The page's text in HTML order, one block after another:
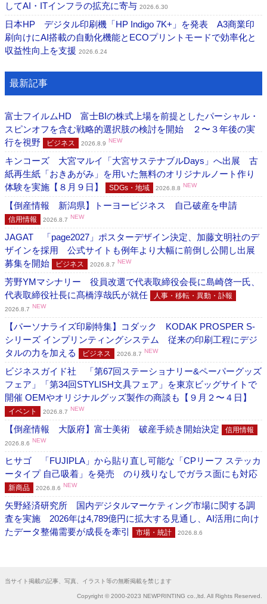
してAI・ITインフラの拡充に寄与 2026.6.30
日本HP デジタル印刷機「HP Indigo 7K+」を発表 A3商業印
刷向けにAI搭載の自動化機能とECOプリントモードで効率化と
収益性向上を支援 2026.6.24
最新記事
富士フイルムHD 富士BIの株式上場を前提としたパーシャル・
スピンオフを含む戦略的選択肢の検討を開始 ２〜３年後の実
行を視野
ビジネス 2026.8.9 NEW
キンコーズ 大宮マルイ「大宮サステナブルDays」へ出展 古
紙再生紙「おきあがみ」を用いた無料のオリジナルノート作り
体験を実施【８月９日】
SDGs・地域 2026.8.8 NEW
【倒産情報 新潟県】トーヨービジネス 自己破産を申請
信用情報 2026.8.7 NEW
JAGAT 「page2027」ポスターデザイン決定、加藤文明社のデ
ザインを採用 公式サイトも例年より大幅に前倒し公開し出展
募集を開始
ビジネス 2026.8.7 NEW
芳野YMマシナリー 役員改選で代表取締役会長に島崎啓一氏、
代表取締役社長に髙橋淳哉氏が就任
人事・移転・異動・訃報
2026.8.7 NEW
【パーソナライズ印刷特集】コダック KODAK PROSPER S-
シリーズ インプリンティングシステム 従来の印刷工程にデジ
タルの力を加える
ビジネス 2026.8.7 NEW
ビジネスガイド社 「第67回ステーショナリー&ペーパーグッズ
フェア」「第34回STYLISH文具フェア」を東京ビッグサイトで
開催 OEMやオリジナルグッズ製作の商談も【９月２〜４日】
イベント 2026.8.7 NEW
【倒産情報 大阪府】富士美術 破産手続き開始決定 信用情報
2026.8.6 NEW
ヒサゴ 「FUJIPLA」から貼り直し可能な「CPリーフ ステッカ
ータイプ 自己吸着」を発売 のり残りなしでガラス面にも対応
新商品 2026.8.6 NEW
矢野経済研究所 国内デジタルマーケティング市場に関する調
査を実施 2026年は4,789億円に拡大する見通し、AI活用に向け
たデータ整備需要が成長を牽引
市場・統計 2026.8.6
当サイト掲載の記事、写真、イラスト等の無断掲載を禁じます
Copyright © 2000-2023 NEWPRINTING co.,ltd. All Rights Reserved.